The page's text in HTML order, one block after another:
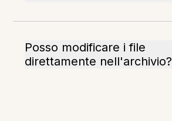
Posso modificare i file
direttamente nell'archivio?